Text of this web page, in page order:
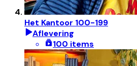
Het Kantoor 100-199
Aflevering
100 items